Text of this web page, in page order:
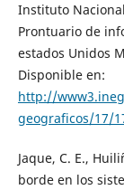
Instituto
Prontuario de
estados Unidos
Disponible en:
http://
geograficos/17/
Jaque, C. E.,
borde en los